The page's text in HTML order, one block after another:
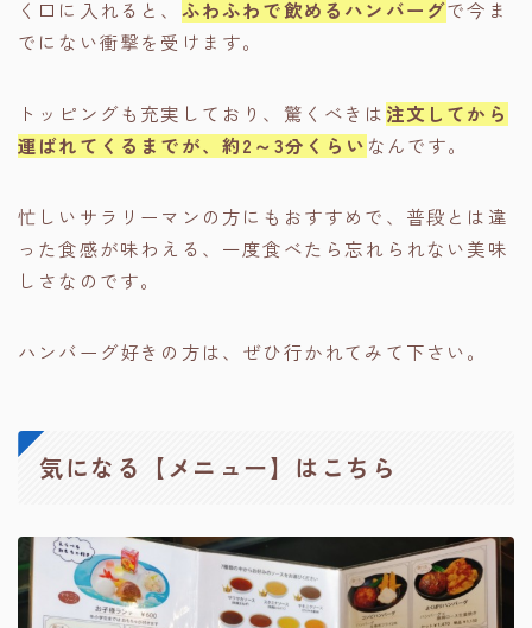
く口に入れると、 ふわふわで飲めるハンバーグで今ま
でにない衝撃を受けます。
トッピングも充実しており、驚くべきは 注文してから
運ばれてくるまでが、約2～3分くらい なんです。
忙しいサラリーマンの方にもおすすめで、普段とは違
った食感が味わえる、一度食べたら忘れられない美味
しさなのです。
ハンバーグ好きの方は、ぜひ行かれてみて下さい。
気になる【メニュー】はこちら